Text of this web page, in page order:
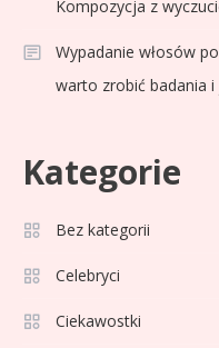
Kompozycja z
Wypadanie włosów
warto zrobić badania
Kategorie
Bez kategorii
Celebryci
Ciekawostki
Adam